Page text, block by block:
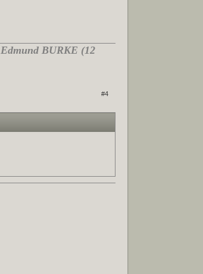
Edmund BURKE (12
#4